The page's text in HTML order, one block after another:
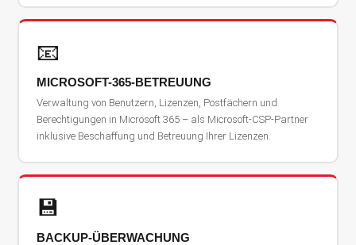
📧
MICROSOFT-365-BETREUUNG
Verwaltung von Benutzern, Lizenzen, Postfächern und
Berechtigungen in Microsoft 365 – als Microsoft-CSP-Partner
inklusive Beschaffung und Betreuung Ihrer Lizenzen.
💾
BACKUP-ÜBERWACHUNG